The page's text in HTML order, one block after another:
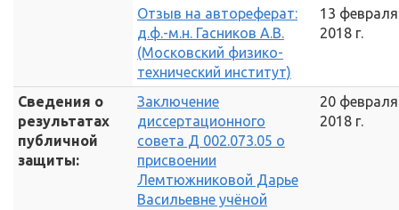
Отзыв на автореферат:
д.ф.-м.н. Гасников А.В.
(Московский физико-
технический институт)
13 февраля
2018 г.
Сведения о
результатах
публичной
защиты:
Заключение
диссертационного
совета Д 002.073.05 о
присвоении
Лемтюжниковой Дарье
Васильевне учёной
20 февраля
2018 г.